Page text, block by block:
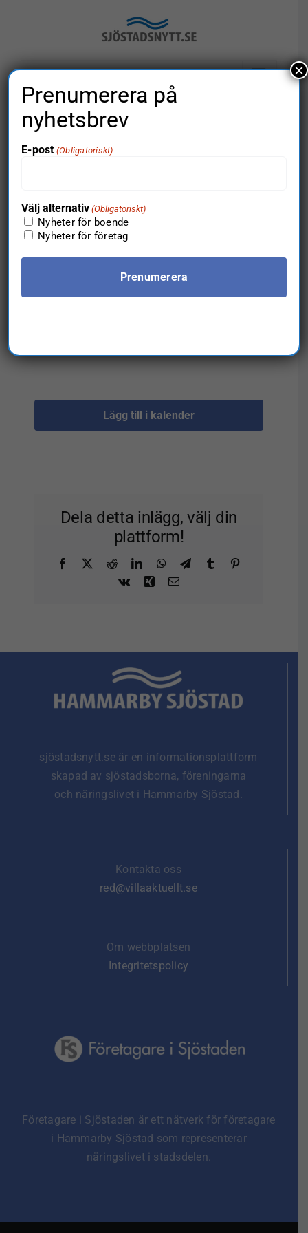
Detta event har redan ägt rum.
Lugnets Alle
Lägg till i kalender
Dela detta inlägg, välj din
plattform!
Facebook RedditLinkedInWhatsApp
TelegramTumblr
Vk
Xing E-
sjöstadsnytt.se är en informationsplattform
skapad av sjöstadsborna, föreningarna
och näringslivet i Hammarby Sjöstad.
Kontakta oss
red@villaaktuellt.se
Om webbplatsen
Integritetspolicy
Företagare i Sjöstaden är ett nätverk för företagare
i Hammarby Sjöstad som representerar
näringslivet i stadsdelen.
Prenumerera på
nyhetsbrev
E-post (Obligatoriskt)
Välj alternativ (Obligatoriskt)
Nyheter för boende
Nyheter för företag
×